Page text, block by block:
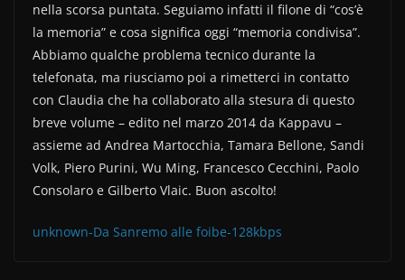
nella scorsa puntata. Seguiamo infatti il filone di “cos’è
la memoria” e cosa significa oggi “memoria condivisa”.
Abbiamo qualche problema tecnico durante la
telefonata, ma riusciamo poi a rimetterci in contatto
con Claudia che ha collaborato alla stesura di questo
breve volume – edito nel marzo 2014 da Kappavu –
assieme ad Andrea Martocchia, Tamara Bellone, Sandi
Volk, Piero Purini, Wu Ming, Francesco Cecchini, Paolo
Consolaro e Gilberto Vlaic. Buon ascolto!
unknown-Da Sanremo alle foibe-128kbps